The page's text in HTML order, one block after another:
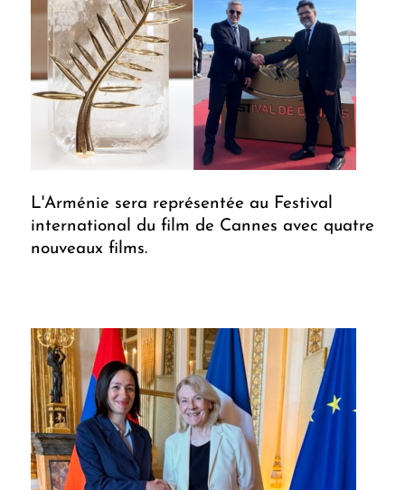
L'Arménie sera représentée au Festival
international du film de Cannes avec quatre
nouveaux films.